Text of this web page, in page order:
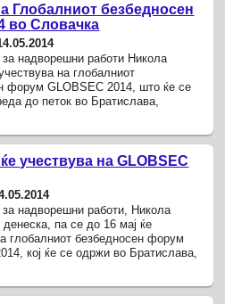
Глобалниот безбедносен
во Словачка
за надворешни работи Никола
на глобалниот
форум GLOBSEC 2014, што ќе се
до петок во Братислава,
учествува на GLOBSEC
за надворешни работи, Никола
па се до 16 мај ќе
глобалниот безбедносен форум
кој ќе се одржи во Братислава,